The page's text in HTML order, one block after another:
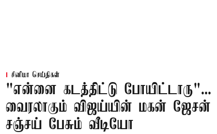
சினிமா செய்திகள்
"என்னை கடத்திட்டு போயிட்டாரு"...
வைரலாகும் விஜய்யின் மகன் ஜேசன்
சஞ்சய் பேசும் வீடியோ